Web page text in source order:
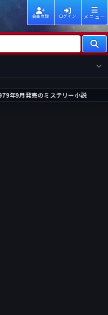
会員登録 ログイン メニュー
新着
レビュー
新刊
情報
年9月発売のミステリー小説